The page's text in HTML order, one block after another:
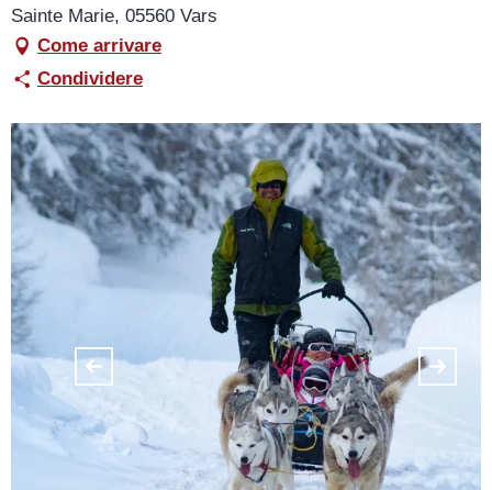
Sainte Marie, 05560 Vars
Come arrivare
Condividere